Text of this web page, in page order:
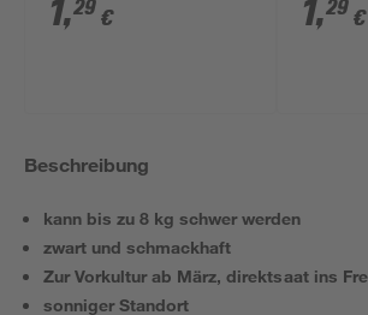
1,29 € 1,29 €
Beschreibung
kann bis zu 8 kg schwer werden
zwart und schmackhaft
Zur Vorkultur ab März, direktsaat ins
sonniger Standort